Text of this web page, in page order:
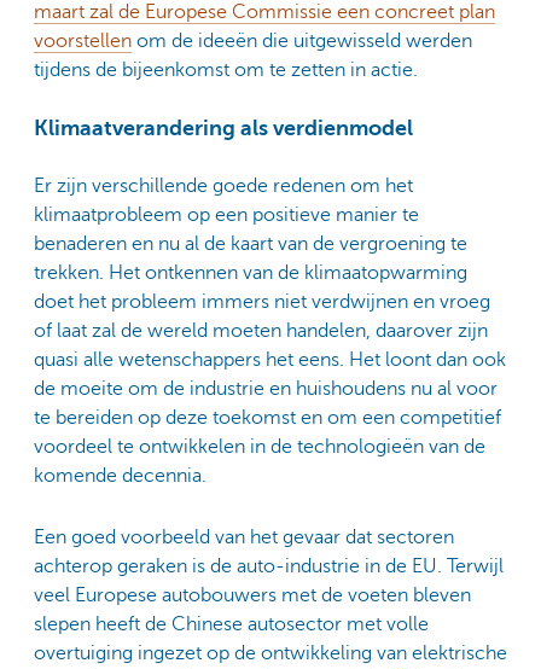
maart zal de Europese Commissie een concreet plan
voorstellen om de ideeën die uitgewisseld werden
tijdens de bijeenkomst om te zetten in actie.
Klimaatverandering als verdienmodel
Er zijn verschillende goede redenen om het
klimaatprobleem op een positieve manier te
benaderen en nu al de kaart van de vergroening te
trekken. Het ontkennen van de klimaatopwarming
doet het probleem immers niet verdwijnen en vroeg
of laat zal de wereld moeten handelen, daarover zijn
quasi alle wetenschappers het eens. Het loont dan ook
de moeite om de industrie en huishoudens nu al voor
te bereiden op deze toekomst en om een competitief
voordeel te ontwikkelen in de technologieën van de
komende decennia.
Een goed voorbeeld van het gevaar dat sectoren
achterop geraken is de auto-industrie in de EU. Terwijl
veel Europese autobouwers met de voeten bleven
slepen heeft de Chinese autosector met volle
overtuiging ingezet op de ontwikkeling van elektrische